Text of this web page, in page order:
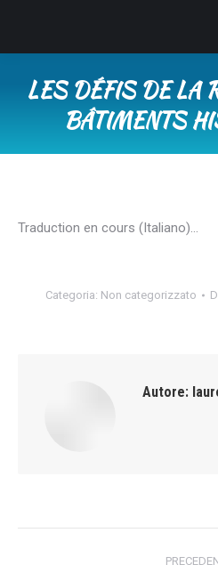
LES DÉFIS DE LA
BÂTIMENTS
Traduction en cours (Italiano)…
Categoria: Non categorizzato
Autore: